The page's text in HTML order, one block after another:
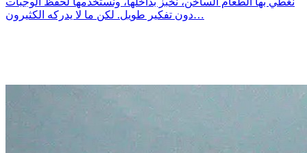
دون تفكير طويل. لكن ما لا يدركه الكثيرون…